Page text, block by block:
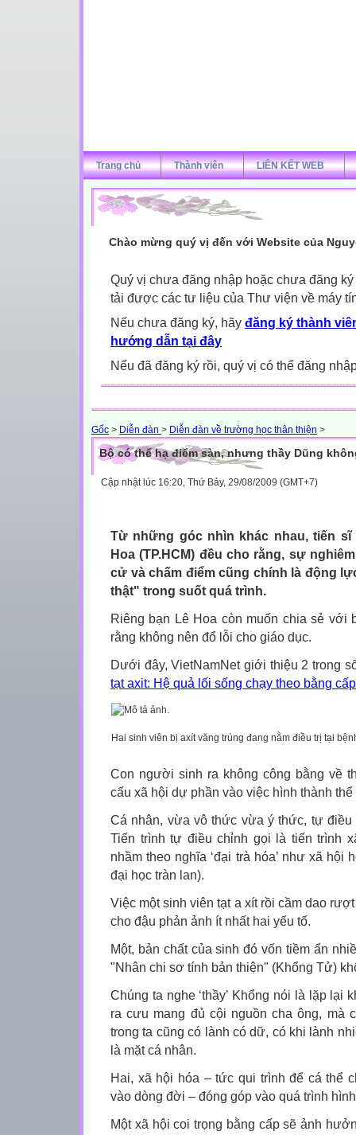
Trang chủ Thành viên LIÊN KẾT WEB
Chào mừng quý vị đến với Website của
Quý vị chưa đăng nhập hoặc chưa đăng
tải được các tư liệu của Thư viện về máy
Nếu chưa đăng ký, hãy đăng ký thành
hướng dẫn tại đây
Nếu đã đăng ký rồi, quý vị có thể đăng
Gốc > Diễn đàn > Diễn đàn về trường học thân thiện >
Bộ có thể hạ điểm sàn, nhưng thầy Dũng
Cập nhật lúc 16:20, Thứ Bảy, 29/08/2009 (GMT+7)
Từ những góc nhìn khác nhau, tiến
Hoa (TP.HCM) đều cho rằng, sự
cử và chấm điểm cũng chính là động
thật" trong suốt quá trình.
Riêng bạn Lê Hoa còn muốn chia sẻ với
rằng không nên đổ lỗi cho giáo dục.
Dưới đây, VietNamNet giới thiệu 2 trong
tạt axit: Hệ quả lối sống chạy theo bằng
Hai sinh viên bị axít văng trúng đang nằm điều trị tại
Con người sinh ra không công bằng về
cấu xã hội dự phần vào việc hình thành
Cá nhân, vừa vô thức vừa ý thức, tự điều
Tiến trình tự điều chỉnh gọi là tiến trình
nhầm theo nghĩa ‘đại trà hóa’ như xã hội
đại học tràn lan).
Việc một sinh viên tạt a xít rồi cầm dao
cho đậu phản ảnh ít nhất hai yếu tố.
Một, bản chất của sinh đó vốn tiềm ẩn
"Nhân chi sơ tính bản thiện" (Khổng Tử)
Chúng ta nghe ‘thầy’ Khổng nói là lặp lại
ra cưu mang đủ cội nguồn cha ông, mà
trong ta cũng có lành có dữ, có khi lành
là mặt cá nhân.
Hai, xã hội hóa – tức qui trình để cá thể
vào dòng đời – đóng góp vào quá trình
Một xã hội coi trọng bằng cấp sẽ ảnh